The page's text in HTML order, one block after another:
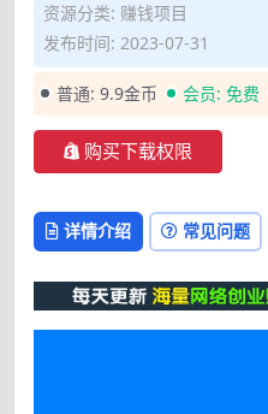
资源分类: 赚钱项目
发布时间: 2023-07-31
普通: 9.9金币 会员: 免费
购买下载权限
详情介绍 常见问题